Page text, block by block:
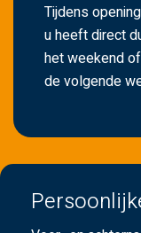
Tijdens
u heeft direct
het weekend
de volgende